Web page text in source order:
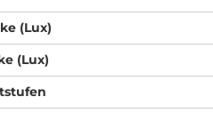
(Lux)
(Lux)